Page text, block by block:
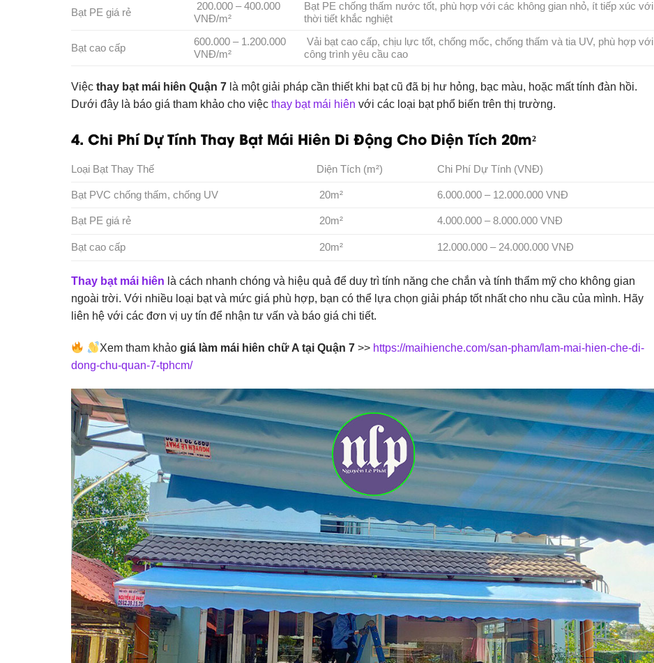
Bạt PE giá rẻ
200.000 – 400.000
VNĐ/m²
Bạt PE chống thấm nước tốt, phù hợp với các không gian nhỏ, ít tiếp xúc với
thời tiết khắc nghiệt
Bạt cao cấp
600.000 – 1.200.000
VNĐ/m²
Vải bạt cao cấp, chịu lực tốt, chống mốc, chống thấm và tia UV, phù hợp với
công trình yêu cầu cao
Việc thay bạt mái hiên Quận 7 là một giải pháp cần thiết khi bạt cũ đã bị hư hỏng, bạc màu, hoặc mất tính đàn hồi.
Dưới đây là báo giá tham khảo cho việc thay bạt mái hiên với các loại bạt phổ biến trên thị trường.
4. Chi Phí Dự Tính Thay Bạt Mái Hiên Di Động Cho Diện Tích 20m²
Loại Bạt Thay Thế Diện Tích (m²) Chi Phí Dự Tính (VNĐ)
Bạt PVC chống thấm, chống UV 20m² 6.000.000 – 12.000.000 VNĐ
Bạt PE giá rẻ 20m² 4.000.000 – 8.000.000 VNĐ
Bạt cao cấp 20m² 12.000.000 – 24.000.000 VNĐ
Thay bạt mái hiên là cách nhanh chóng và hiệu quả để duy trì tính năng che chắn và tính thẩm mỹ cho không gian
ngoài trời. Với nhiều loại bạt và mức giá phù hợp, bạn có thể lựa chọn giải pháp tốt nhất cho nhu cầu của mình. Hãy
liên hệ với các đơn vị uy tín để nhận tư vấn và báo giá chi tiết.
Xem tham khảo giá làm mái hiên chữ A tại Quận 7>> https://maihienche.com/san-pham/lam-mai-hien-che-di-
dong-chu-quan-7-tphcm/